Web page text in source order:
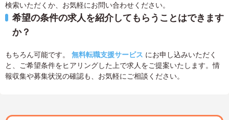
検索いただくか、お気軽にお問い合わせください。
希望の条件の求人を紹介してもらうことはできます
か？
もちろん可能です。 無料転職支援サービス にお申し込みいただく
と、ご希望条件をヒアリングした上で求人をご提案いたします。情
報収集や募集状況の確認も、お気軽にご相談ください。